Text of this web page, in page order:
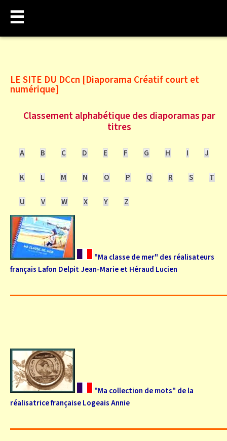
☰
LE SITE DU DCcn [Diaporama Créatif court et
numérique]
Classement alphabétique des diaporamas par
titres
A B C D E F G H I J
K L M N O P Q R S T
U V W X Y Z
"Ma classe de mer" des réalisateurs
français Lafon Delpit Jean-Marie et Héraud Lucien
"Ma collection de mots" de la
réalisatrice française Logeais Annie